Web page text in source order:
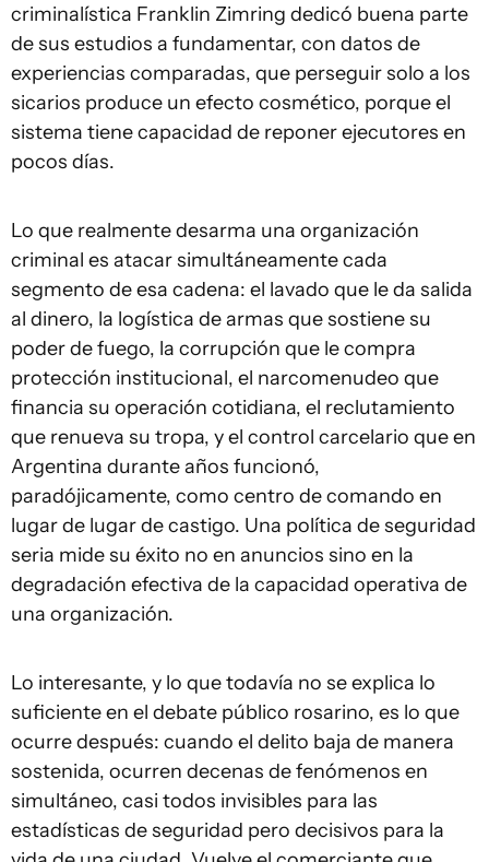
criminalística Franklin Zimring dedicó buena parte
de sus estudios a fundamentar, con datos de
experiencias comparadas, que perseguir solo a los
sicarios produce un efecto cosmético, porque el
sistema tiene capacidad de reponer ejecutores en
pocos días.
Lo que realmente desarma una organización
criminal es atacar simultáneamente cada
segmento de esa cadena: el lavado que le da salida
al dinero, la logística de armas que sostiene su
poder de fuego, la corrupción que le compra
protección institucional, el narcomenudeo que
financia su operación cotidiana, el reclutamiento
que renueva su tropa, y el control carcelario que en
Argentina durante años funcionó,
paradójicamente, como centro de comando en
lugar de lugar de castigo. Una política de seguridad
seria mide su éxito no en anuncios sino en la
degradación efectiva de la capacidad operativa de
una organización.
Lo interesante, y lo que todavía no se explica lo
suficiente en el debate público rosarino, es lo que
ocurre después: cuando el delito baja de manera
sostenida, ocurren decenas de fenómenos en
simultáneo, casi todos invisibles para las
estadísticas de seguridad pero decisivos para la